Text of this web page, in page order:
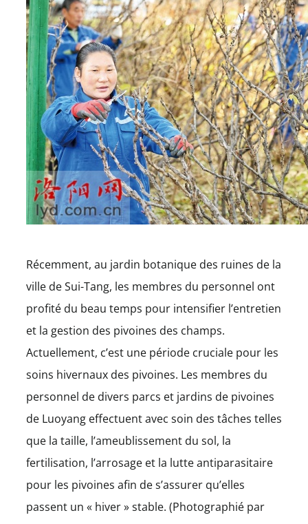
Récemment, au jardin botanique des ruines de la
ville de Sui-Tang, les membres du personnel ont
profité du beau temps pour intensifier l’entretien
et la gestion des pivoines des champs.
Actuellement, c’est une période cruciale pour les
soins hivernaux des pivoines. Les membres du
personnel de divers parcs et jardins de pivoines
de Luoyang effectuent avec soin des tâches telles
que la taille, l’ameublissement du sol, la
fertilisation, l’arrosage et la lutte antiparasitaire
pour les pivoines afin de s’assurer qu’elles
passent un « hiver » stable. (Photographié par